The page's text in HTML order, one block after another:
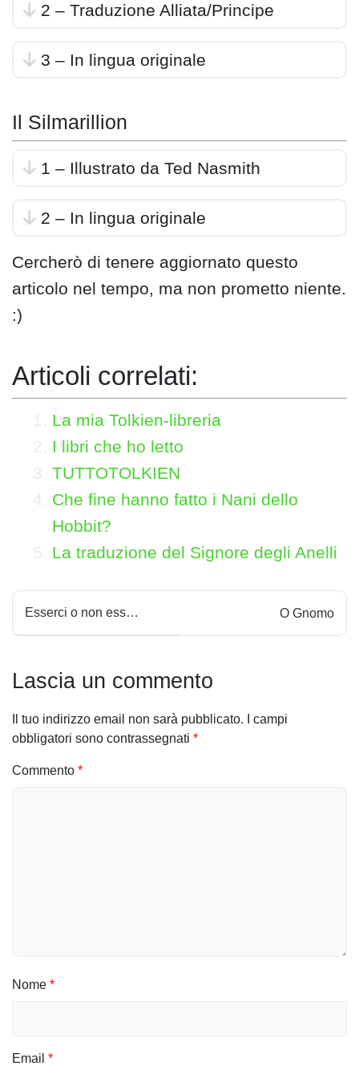
2 – Traduzione Alliata/Principe
3 – In lingua originale
Il Silmarillion
1 – Illustrato da Ted Nasmith
2 – In lingua originale
Cercherò di tenere aggiornato questo
articolo nel tempo, ma non prometto niente.
:)
Articoli correlati:
La mia Tolkien-libreria
I libri che ho letto
TUTTOTOLKIEN
Che fine hanno fatto i Nani dello
Hobbit?
La traduzione del Signore degli Anelli
N
a
v
i
g
a
r
c
Esserci o non ess… O Gnomo
Lascia un commento
Il tuo indirizzo email non sarà pubblicato.
I campi
obbligatori sono contrassegnati *
Commento *
Nome *
Email *